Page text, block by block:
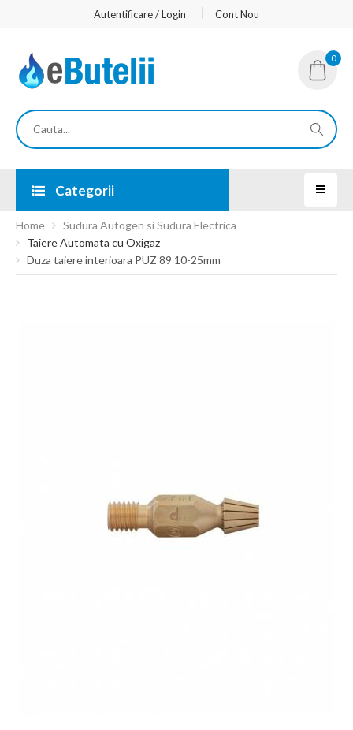
Autentificare / Login Cont Nou
0
Categorii
Home
Sudura Autogen si Sudura Electrica
Taiere Automata cu Oxigaz
Duza taiere interioara PUZ 89 10-25mm